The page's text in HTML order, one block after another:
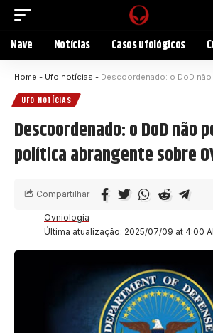
Nave Notícias Casos ufológicos
Home - Ufo notícias - Descoordenado: o DoD não possui uma
UFO NOTÍCIAS
Descoordenado: o DoD não
política abrangente sobre
Última atualização: 2025/07/09 at 4:00
Ovniologia
Compartilhar